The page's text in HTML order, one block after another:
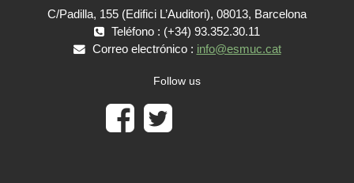
C/Padilla, 155 (Edifici L’Auditori), 08013, Barcelona
Teléfono : (+34) 93.352.30.11
Correo electrónico : info@esmuc.cat
Follow us